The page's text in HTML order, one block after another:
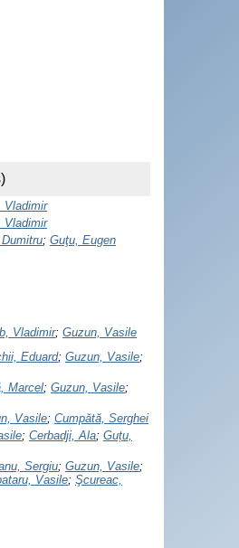
Vladimir
Vladimir
; Guţu, Eugen
Vladimir; Guzun, Vasile
Eduard; Guzun, Vasile;
Marcel; Guzun, Vasile;
Vasile; Cumpătă, Serghei
; Cerbadji, Ala; Guțu,
Sergiu; Guzun, Vasile;
Vasile; Şcureac,